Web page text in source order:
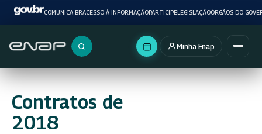
COMUNICA BRACESSO À INFORMAÇÃOPARTICIPELEGISLAÇÃOÓRGÃOS DO
Buscar no portal
Minha Enap
Contratos de
2018